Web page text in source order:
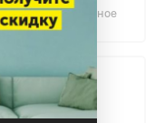
В избранное